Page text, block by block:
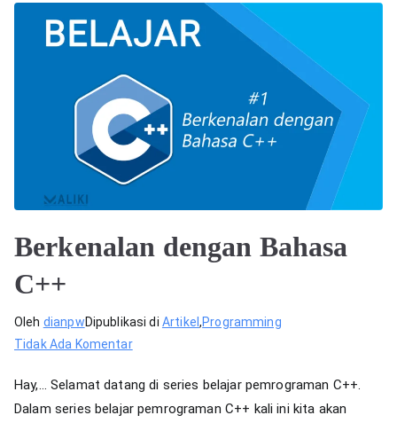
Berkenalan dengan Bahasa
C++
Oleh dianpwDipublikasi di Artikel ,Programming
Tidak Ada Komentarpada
dengan
Bahasa
Hay,… Selamat datang di series belajar pemrograman C++.
Dalam series belajar pemrograman C++ kali ini kita akan